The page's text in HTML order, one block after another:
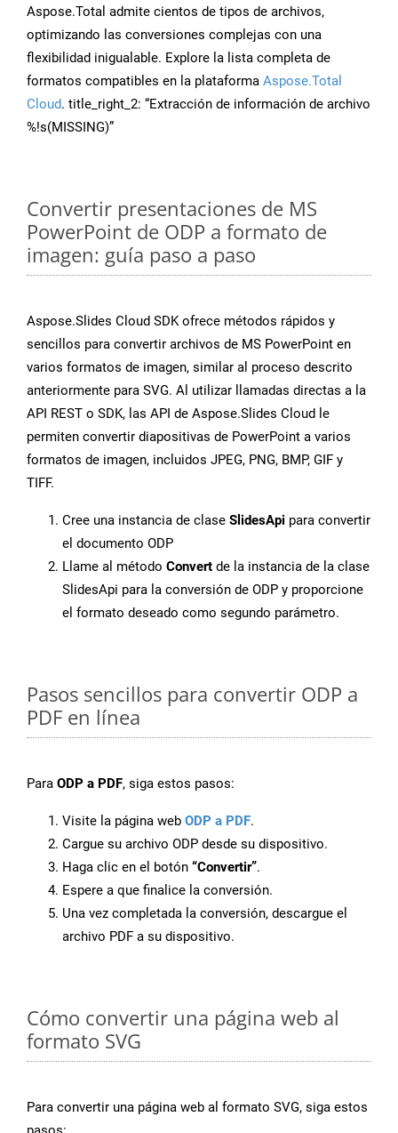
Aspose.Total admite cientos de tipos de archivos,
optimizando las conversiones complejas con una
flexibilidad inigualable. Explore la lista completa de
formatos compatibles en la plataforma Aspose.Total
Cloud. title_right_2: “Extracción de información de archivo
%!s(MISSING)”
Convertir presentaciones de MS
PowerPoint de ODP a formato de
imagen: guía paso a paso
Aspose.Slides Cloud SDK ofrece métodos rápidos y
sencillos para convertir archivos de MS PowerPoint en
varios formatos de imagen, similar al proceso descrito
anteriormente para SVG. Al utilizar llamadas directas a la
API REST o SDK, las API de Aspose.Slides Cloud le
permiten convertir diapositivas de PowerPoint a varios
formatos de imagen, incluidos JPEG, PNG, BMP, GIF y
TIFF.
Cree una instancia de clase SlidesApi para convertir
el documento ODP
Llame al método Convert de la instancia de la clase
SlidesApi para la conversión de ODP y proporcione
el formato deseado como segundo parámetro.
Pasos sencillos para convertir ODP a
PDF en línea
Para ODP a PDF, siga estos pasos:
Visite la página web ODP a PDF.
Cargue su archivo ODP desde su dispositivo.
Haga clic en el botón “Convertir”.
Espere a que finalice la conversión.
Una vez completada la conversión, descargue el
archivo PDF a su dispositivo.
Cómo convertir una página web al
formato SVG
Para convertir una página web al formato SVG, siga estos